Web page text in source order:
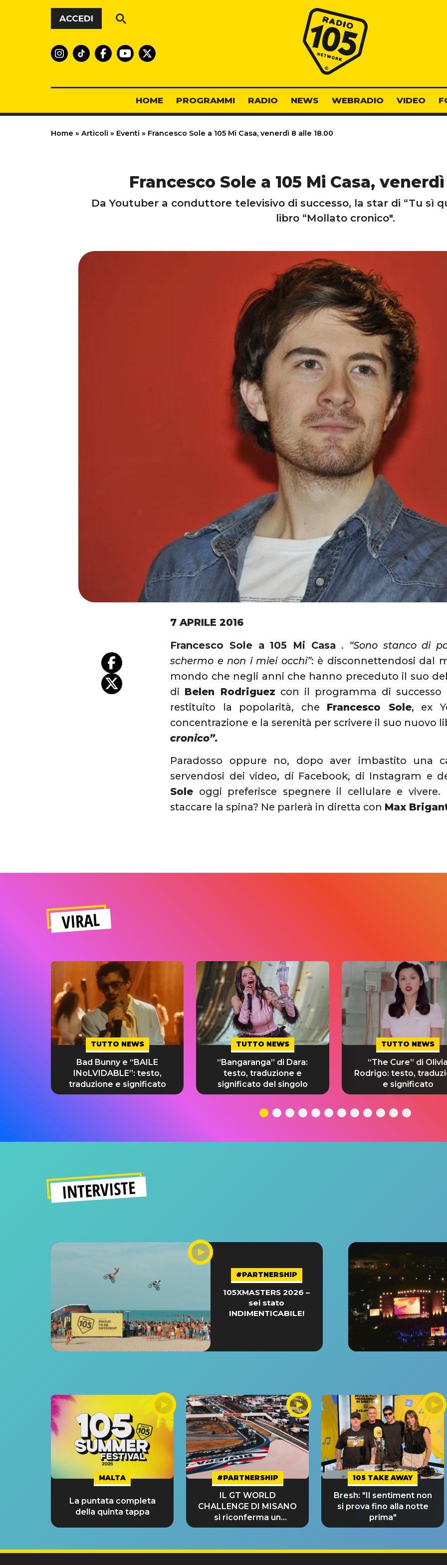
Vai al contenuto
ACCEDI
Radio 105
HOME PROGRAMMI RADIO NEWS WEBRADIO VIDEO
Home » Articoli » Eventi » Francesco Sole a 105 Mi Casa, venerdì 8 alle 18.00
Francesco Sole a 105 Mi Casa,
Da Youtuber a conduttore televisivo di successo, la star di “Tu sì
libro “Mollato cronico".
7 APRILE 2016
Francesco Sole a 105 Mi Casa . “Sono stanco di
schermo e non i miei occhi”: è disconnettendosi dal
mondo che negli anni che hanno preceduto il suo
di Belen Rodriguez con il programma di successo
restituito la popolarità, che Francesco Sole, ex
concentrazione e la serenità per scrivere il suo nuovo
cronico”.
Paradosso oppure no, dopo aver imbastito una
servendosi dei video, di Facebook, di Instagram e
Sole oggi preferisce spegnere il cellulare e vivere.
staccare la spina? Ne parlerà in diretta con Max
VIRAL
TUTTO NEWS
Bad Bunny e “BAILE
INoLVIDABLE”: testo,
traduzione e significato
TUTTO NEWS
“Bangaranga” di Dara:
testo, traduzione e
significato del singolo
TUTTO NEWS
“The Cure” di Olivia
Rodrigo: testo,
e significato
INTERVISTE
#PARTNERSHIP
105XMASTERS 2026 –
sei stato
INDIMENTICABILE!
MALTA
La puntata completa
della quinta tappa
#PARTNERSHIP
IL GT WORLD
CHALLENGE DI MISANO
si riconferma un
GRANDE SUCCESSO!
105 TAKE AWAY
Bresh: "Il sentiment non
si prova fino alla notte
prima"